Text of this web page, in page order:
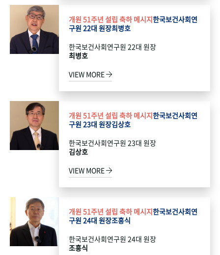
개원 51주년 설립 축하 메시지한국보건사회연
구원 22대 원장최병호
한국보건사회연구원 22대 원장
최병호
VIEW MORE
개원 51주년 설립 축하 메시지한국보건사회연
구원 23대 원장김상호
한국보건사회연구원 23대 원장
김상호
VIEW MORE
개원 51주년 설립 축하 메시지한국보건사회연
구원 24대 원장조흥식
한국보건사회연구원 24대 원장
조흥식